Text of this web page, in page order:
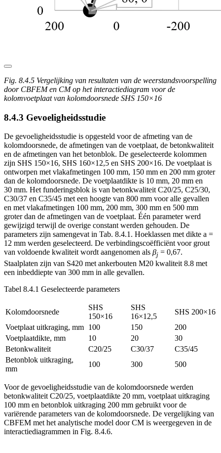
Fig. 8.4.5 Vergelijking van resultaten van de weerstandsvoorspelling
door CBFEM en CM op het interactiediagram voor de
kolomvoetplaat van kolomdoorsnede SHS 150×16
8.4.3 Gevoeligheidsstudie
De gevoeligheidsstudie is opgesteld voor de afmeting van de
kolomdoorsnede, de afmetingen van de voetplaat, de betonkwaliteit
en de afmetingen van het betonblok. De geselecteerde kolommen
zijn SHS 150×16, SHS 160×12,5 en SHS 200×16. De voetplaat is
ontworpen met vlakafmetingen 100 mm, 150 mm en 200 mm groter
dan de kolomdoorsnede. De voetplaatdikte is 10 mm, 20 mm en
30 mm. Het funderingsblok is van betonkwaliteit C20/25, C25/30,
C30/37 en C35/45 met een hoogte van 800 mm voor alle gevallen
en met vlakafmetingen 100 mm, 200 mm, 300 mm en 500 mm
groter dan de afmetingen van de voetplaat. Één parameter werd
gewijzigd terwijl de overige constant werden gehouden. De
parameters zijn samengevat in Tab. 8.4.1. Hoeklassen met dikte a =
12 mm werden geselecteerd. De verbindingscoëfficiënt voor grout
van voldoende kwaliteit wordt aangenomen als βj = 0,67.
Staalplaten zijn van S420 met ankerbouten M20 kwaliteit 8.8 met
een inbeddiepte van 300 mm in alle gevallen.
Tabel 8.4.1 Geselecteerde parameters
Kolomdoorsnede
SHS
150×16
SHS
16×12,5
SHS 200×16
Voetplaat uitkraging, mm 100 150
200
Voetplaatdikte, mm
10 20
30
Betonkwaliteit
C20/25 C30/37
C35/45
Betonblok uitkraging,
mm
100 300 500
Voor de gevoeligheidsstudie van de kolomdoorsnede werden
betonkwaliteit C20/25, voetplaatdikte 20 mm, voetplaat uitkraging
100 mm en betonblok uitkraging 200 mm gebruikt voor de
variërende parameters van de kolomdoorsnede. De vergelijking van
CBFEM met het analytische model door CM is weergegeven in de
interactiediagrammen in Fig. 8.4.6.